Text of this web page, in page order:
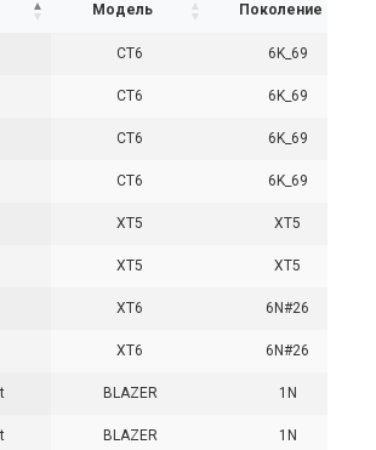
Модель Поколение
CT6 6K_69
CT6 6K_69
CT6 6K_69
CT6 6K_69
XT5 XT5
XT5 XT5
XT6 6N#26
XT6 6N#26
BLAZER 1N
BLAZER 1N